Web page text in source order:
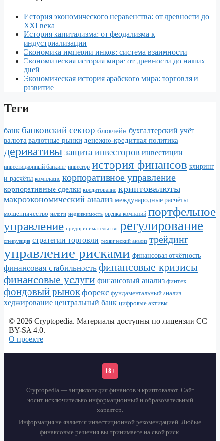
История экономического неравенства: от древности до
XXI века
История капитализма: от феодализма к
индустриализации
Экономика империи инков: система взаимности
Экономическая история мира: от древности до наших
дней
Экономическая история арабского мира: торговля и
развитие
Теги
банк банковский сектор блокчейн бухгалтерский учёт
валюта валютные рынки денежно-кредитная политика
деривативы защита инвесторов инвестиции
инвестиционный банкинг инвестор история финансов клиринг
и расчёты комплаенс корпоративное управление
корпоративные сделки кредитование криптовалюты
макроэкономический анализ международные расчёты
мошенничество налоги недвижимость оценка компаний портфельное
управление предпринимательство регулирование
спекуляция стратегии торговли технический анализ трейдинг
управление рисками финансовая отчётность
финансовая стабильность финансовые кризисы
финансовые услуги финансовый анализ финтех
фондовый рынок форекс фундаментальный анализ
хеджирование центральный банк цифровые активы
© 2026 Cryptopedia. Материалы доступны по лицензии CC
BY-SA 4.0.
О проекте
18+
Cryptopedia — энциклопедия финансов и криптовалют. Сайт
носит исключительно информационный и образовательный
характер.
Информация не является инвестиционной рекомендацией. Любые
финансовые решения вы принимаете на свой риск.